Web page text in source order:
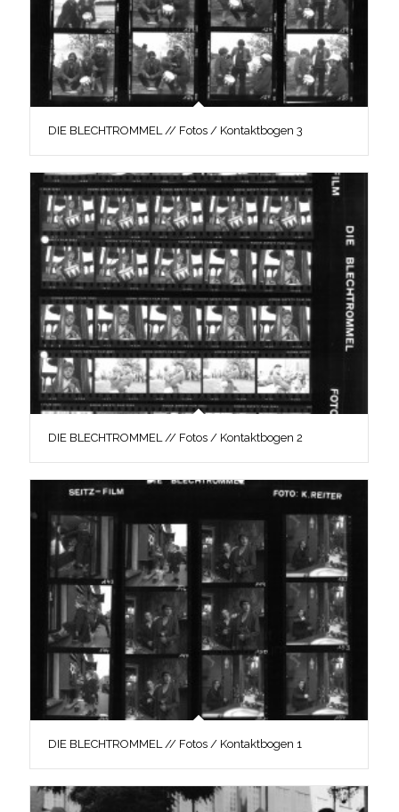
DIE BLECHTROMMEL // Fotos / Kontaktbogen 3
DIE BLECHTROMMEL // Fotos / Kontaktbogen 2
DIE BLECHTROMMEL // Fotos / Kontaktbogen 1